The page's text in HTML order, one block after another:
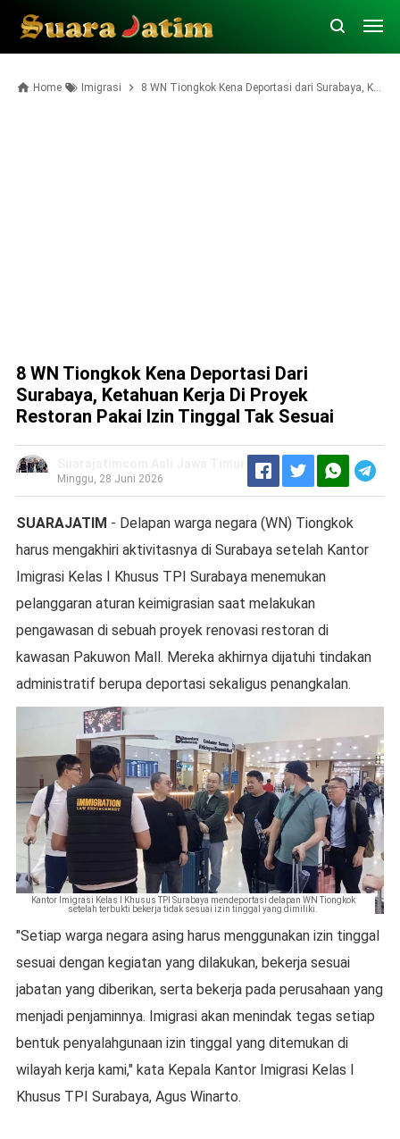
Home Imigrasi 8 WN Tiongkok Kena Deportasi dari Surabaya, Ketahuan Kerja di Proyek Restoran Pakai Izin Tinggal Tak Sesuai
8 WN Tiongkok Kena Deportasi Dari
Surabaya, Ketahuan Kerja Di Proyek
Restoran Pakai Izin Tinggal Tak Sesuai
Minggu, 28 Juni 2026
SUARAJATIM - Delapan warga negara (WN) Tiongkok
harus mengakhiri aktivitasnya di Surabaya setelah Kantor
Imigrasi Kelas I Khusus TPI Surabaya menemukan
pelanggaran aturan keimigrasian saat melakukan
pengawasan di sebuah proyek renovasi restoran di
kawasan Pakuwon Mall. Mereka akhirnya dijatuhi tindakan
administratif berupa deportasi sekaligus penangkalan.
Kantor Imigrasi Kelas I Khusus TPI Surabaya mendeportasi delapan WN Tiongkok
setelah terbukti bekerja tidak sesuai izin tinggal yang dimiliki.
"Setiap warga negara asing harus menggunakan izin tinggal
sesuai dengan kegiatan yang dilakukan, bekerja sesuai
jabatan yang diberikan, serta bekerja pada perusahaan yang
menjadi penjaminnya. Imigrasi akan menindak tegas setiap
bentuk penyalahgunaan izin tinggal yang ditemukan di
wilayah kerja kami," kata Kepala Kantor Imigrasi Kelas I
Khusus TPI Surabaya, Agus Winarto.